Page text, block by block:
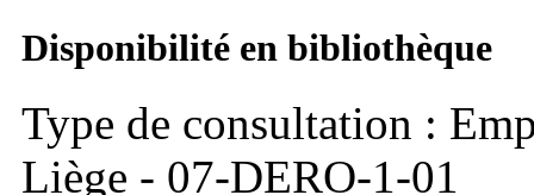
Disponibilité en bibliothèque
Type de consultation :
Liège - 07-DERO-1-01